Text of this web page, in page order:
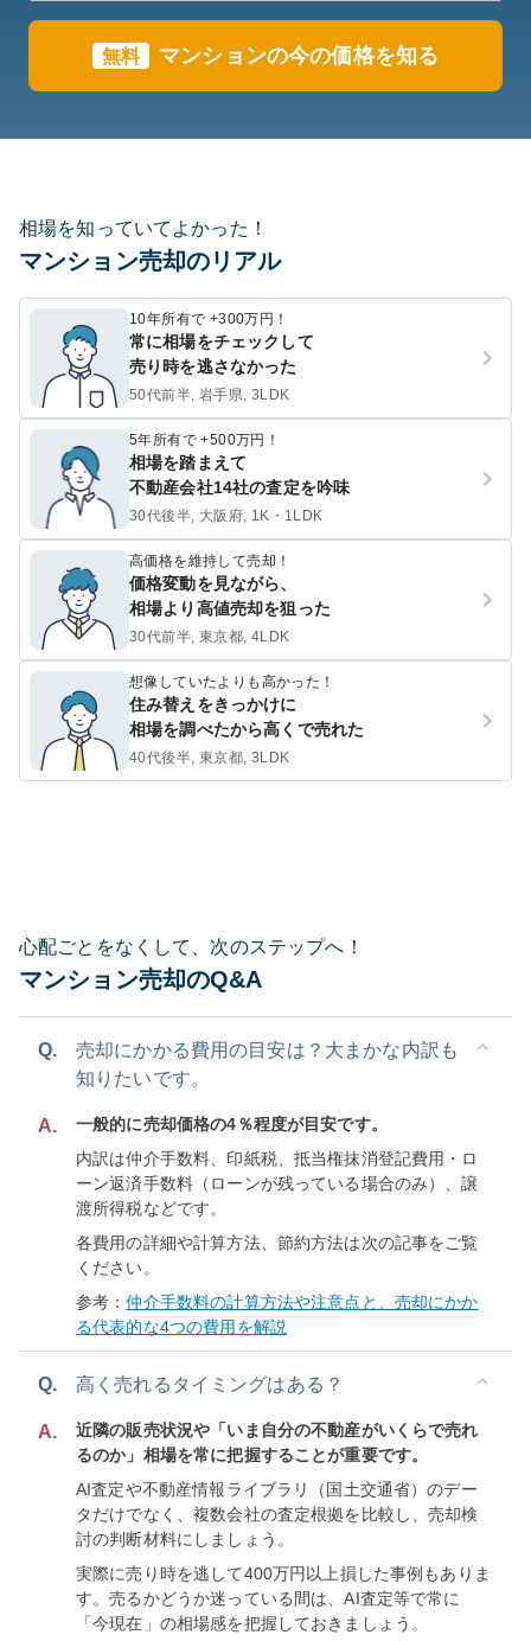
無料 マンションの今の価格を知る
相場を知っていてよかった！
マンション売却のリアル
10年所有で +300万円！
常に相場をチェックして
売り時を逃さなかった
50代前半, 岩手県, 3LDK
5年所有で +500万円！
相場を踏まえて
不動産会社14社の査定を吟味
30代後半, 大阪府, 1K・1LDK
高価格を維持して売却！
価格変動を見ながら、
相場より高値売却を狙った
30代前半, 東京都, 4LDK
想像していたよりも高かった！
住み替えをきっかけに
相場を調べたから高くで売れた
40代後半, 東京都, 3LDK
心配ごとをなくして、次のステップへ！
マンション売却のQ&A
Q.
売却にかかる費用の目安は？大まかな内訳も
知りたいです。
A.
一般的に売却価格の4％程度が目安です。
内訳は仲介手数料、印紙税、抵当権抹消登記費用・ロ
ーン返済手数料（ローンが残っている場合のみ）、譲
渡所得税などです。
各費用の詳細や計算方法、節約方法は次の記事をご覧
ください。
参考：仲介手数料の計算方法や注意点と、売却にかか
る代表的な4つの費用を解説
Q. 高く売れるタイミングはある？
A.
近隣の販売状況や「いま自分の不動産がいくらで売れ
るのか」相場を常に把握することが重要です。
AI査定や不動産情報ライブラリ（国土交通省）のデー
タだけでなく、複数会社の査定根拠を比較し、売却検
討の判断材料にしましょう。
実際に売り時を逃して400万円以上損した事例もありま
す。売るかどうか迷っている間は、AI査定等で常に
「今現在」の相場感を把握しておきましょう。